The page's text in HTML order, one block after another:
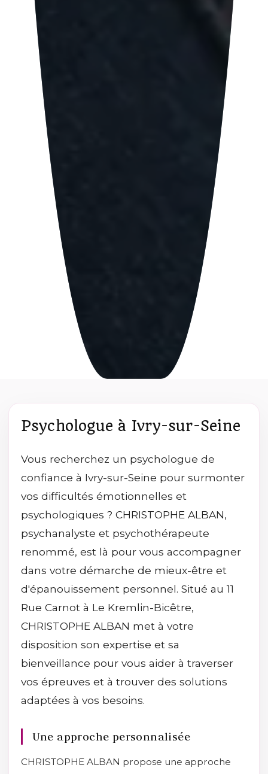
Psychologue à Ivry-sur-Seine
Vous recherchez un psychologue de
confiance à Ivry-sur-Seine pour surmonter
vos difficultés émotionnelles et
psychologiques ? CHRISTOPHE ALBAN,
psychanalyste et psychothérapeute
renommé, est là pour vous accompagner
dans votre démarche de mieux-être et
d'épanouissement personnel. Situé au 11
Rue Carnot à Le Kremlin-Bicêtre,
CHRISTOPHE ALBAN met à votre
disposition son expertise et sa
bienveillance pour vous aider à traverser
vos épreuves et à trouver des solutions
adaptées à vos besoins.
Une approche personnalisée
CHRISTOPHE ALBAN propose une approche